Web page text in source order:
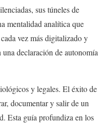
sus túneles de
mentalidad analítica que
vez más digitalizado y
declaración de autonomía
y legales. El éxito de
documentar y salir de un
Esta guía profundiza en los